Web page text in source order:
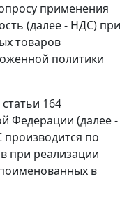
применения
(далее - НДС) при
товаров
политики
164
Федерации (далее -
по
при реализации
в